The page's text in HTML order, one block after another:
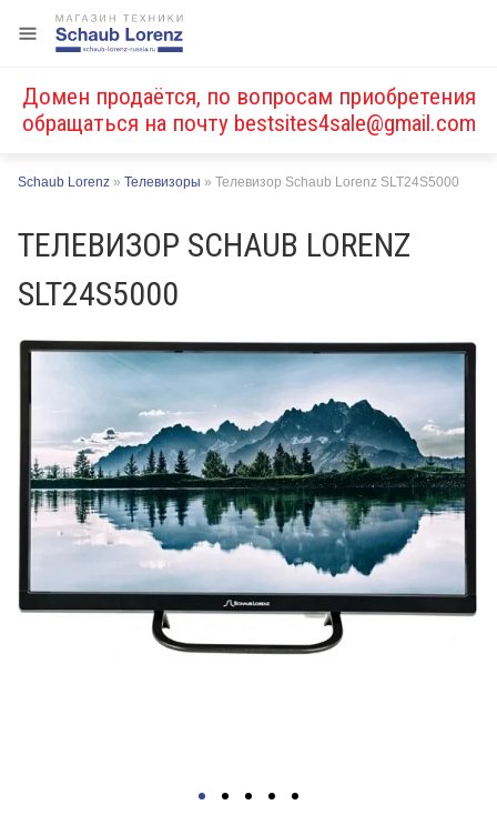
Домен продаётся, по вопросам приобретения
обращаться на почту bestsites4sale@gmail.com
Schaub Lorenz » Телевизоры » Телевизор Schaub Lorenz SLT24S5000
ТЕЛЕВИЗОР SCHAUB LORENZ
SLT24S5000